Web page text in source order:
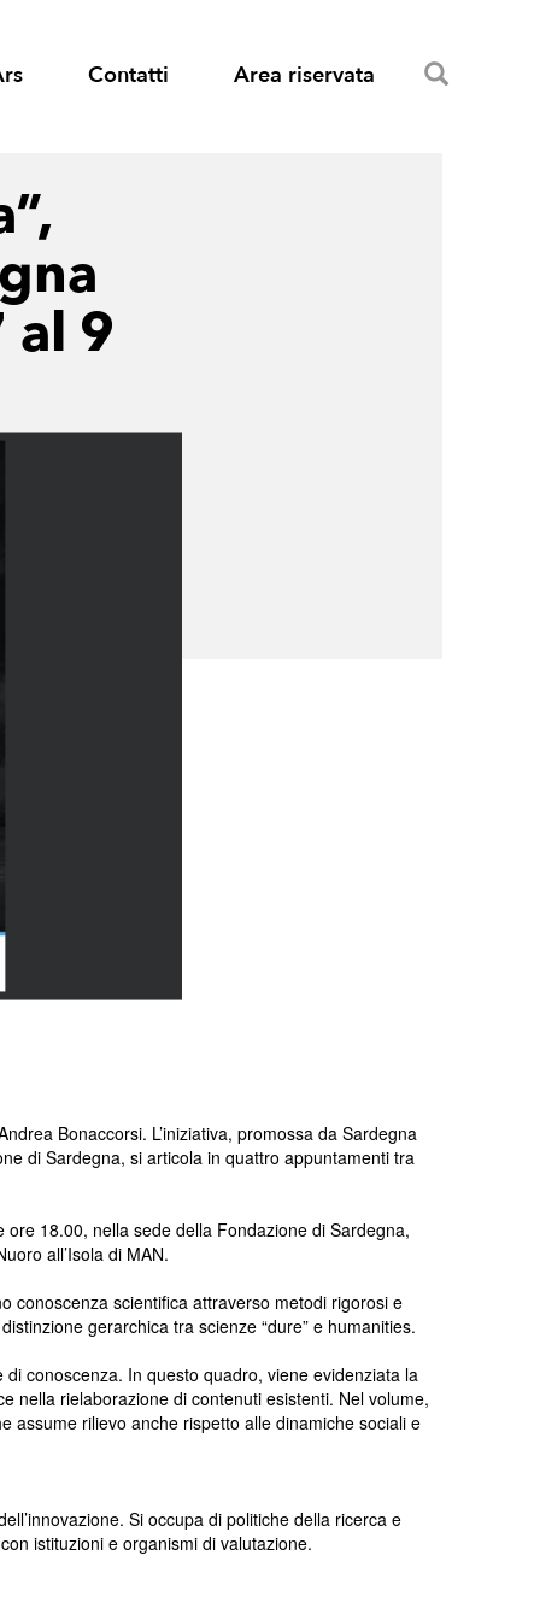
Contatti Area riservata
al 9
Bonaccorsi. L’iniziativa, promossa da Sardegna
di Sardegna, si articola in quattro appuntamenti tra
18.00, nella sede della Fondazione di Sardegna,
all’Isola di MAN.
conoscenza scientifica attraverso metodi rigorosi e
gerarchica tra scienze “dure” e humanities.
conoscenza. In questo quadro, viene evidenziata la
nella rielaborazione di contenuti esistenti. Nel volume,
assume rilievo anche rispetto alle dinamiche sociali e
Si occupa di politiche della ricerca e
istituzioni e organismi di valutazione.